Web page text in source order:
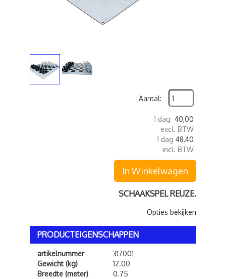
Aantal:
1 dag 40,00
excl. BTW
1 dag 48,40
incl. BTW
In Winkelwagen
SCHAAKSPEL REUZE.
Opties bekijken
PRODUCTEIGENSCHAPPEN
artikelnummer
317001
Gewicht (kg)
12.00
Breedte (meter)
0.75